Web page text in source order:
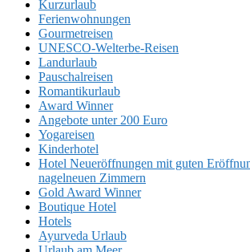
Kurzurlaub
Ferienwohnungen
Gourmetreisen
UNESCO-Welterbe-Reisen
Landurlaub
Pauschalreisen
Romantikurlaub
Award Winner
Angebote unter 200 Euro
Yogareisen
Kinderhotel
Hotel Neueröffnungen mit guten
nagelneuen Zimmern
Gold Award Winner
Boutique Hotel
Hotels
Ayurveda Urlaub